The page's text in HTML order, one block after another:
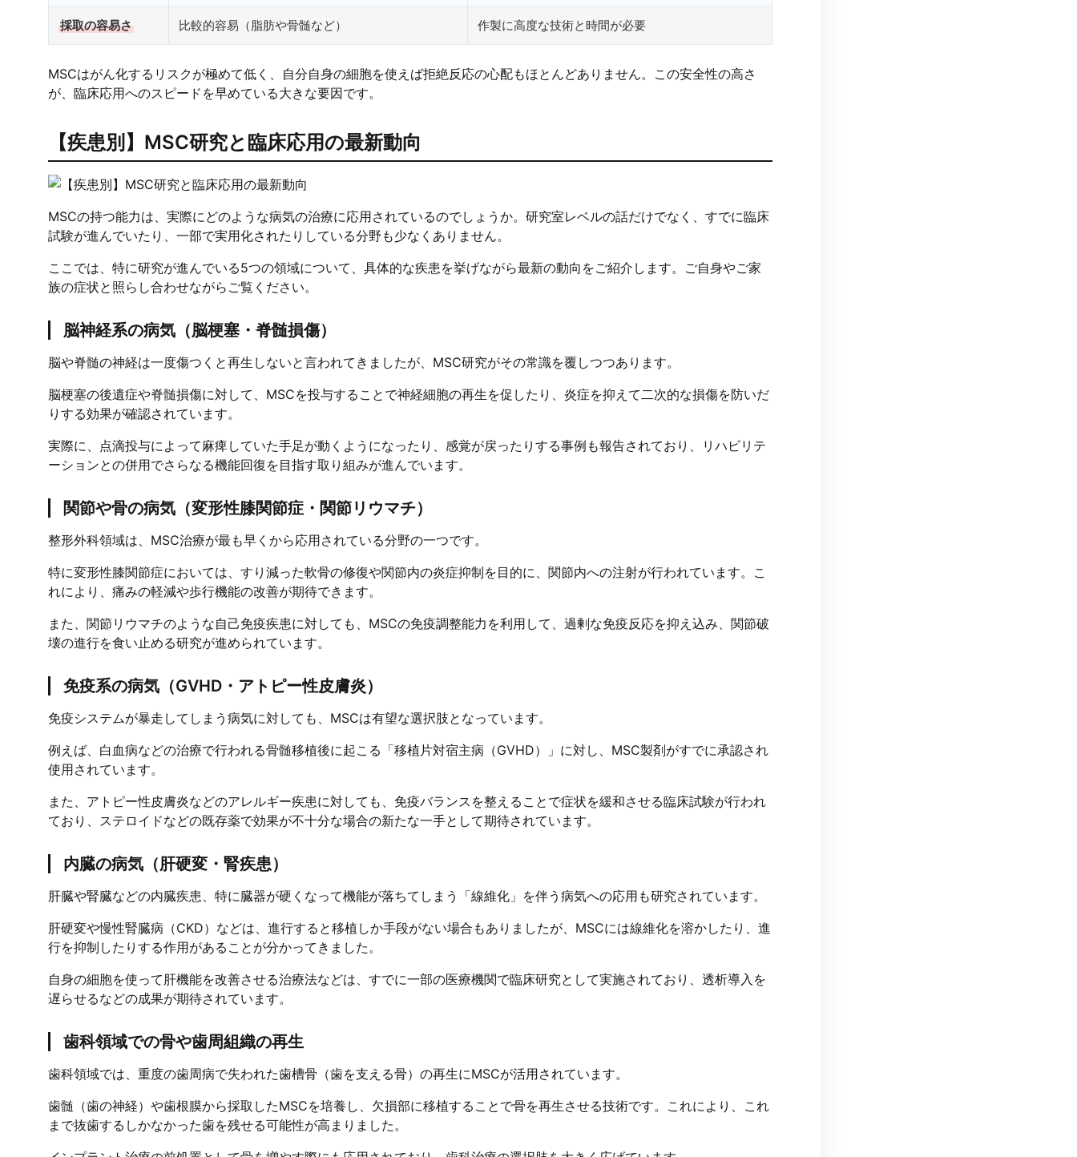
採取の容易さ 比較的容易（脂肪や骨髄など） 作製に高度な技術と時間が必要
MSCはがん化するリスクが極めて低く、自分自身の細胞を使えば拒絶反応の心配もほとんどありません。この安全性の高さ
が、臨床応用へのスピードを早めている大きな要因です。
【疾患別】MSC研究と臨床応用の最新動向
MSCの持つ能力は、実際にどのような病気の治療に応用されているのでしょうか。研究室レベルの話だけでなく、すでに臨床
試験が進んでいたり、一部で実用化されたりしている分野も少なくありません。
ここでは、特に研究が進んでいる5つの領域について、具体的な疾患を挙げながら最新の動向をご紹介します。ご自身やご家
族の症状と照らし合わせながらご覧ください。
脳神経系の病気（脳梗塞・脊髄損傷）
脳や脊髄の神経は一度傷つくと再生しないと言われてきましたが、MSC研究がその常識を覆しつつあります。
脳梗塞の後遺症や脊髄損傷に対して、MSCを投与することで神経細胞の再生を促したり、炎症を抑えて二次的な損傷を防いだ
りする効果が確認されています。
実際に、点滴投与によって麻痺していた手足が動くようになったり、感覚が戻ったりする事例も報告されており、リハビリテ
ーションとの併用でさらなる機能回復を目指す取り組みが進んでいます。
関節や骨の病気（変形性膝関節症・関節リウマチ）
整形外科領域は、MSC治療が最も早くから応用されている分野の一つです。
特に変形性膝関節症においては、すり減った軟骨の修復や関節内の炎症抑制を目的に、関節内への注射が行われています。こ
れにより、痛みの軽減や歩行機能の改善が期待できます。
また、関節リウマチのような自己免疫疾患に対しても、MSCの免疫調整能力を利用して、過剰な免疫反応を抑え込み、関節破
壊の進行を食い止める研究が進められています。
免疫系の病気（GVHD・アトピー性皮膚炎）
免疫システムが暴走してしまう病気に対しても、MSCは有望な選択肢となっています。
例えば、白血病などの治療で行われる骨髄移植後に起こる「移植片対宿主病（GVHD）」に対し、MSC製剤がすでに承認され
使用されています。
また、アトピー性皮膚炎などのアレルギー疾患に対しても、免疫バランスを整えることで症状を緩和させる臨床試験が行われ
ており、ステロイドなどの既存薬で効果が不十分な場合の新たな一手として期待されています。
内臓の病気（肝硬変・腎疾患）
肝臓や腎臓などの内臓疾患、特に臓器が硬くなって機能が落ちてしまう「線維化」を伴う病気への応用も研究されています。
肝硬変や慢性腎臓病（CKD）などは、進行すると移植しか手段がない場合もありましたが、MSCには線維化を溶かしたり、進
行を抑制したりする作用があることが分かってきました。
自身の細胞を使って肝機能を改善させる治療法などは、すでに一部の医療機関で臨床研究として実施されており、透析導入を
遅らせるなどの成果が期待されています。
歯科領域での骨や歯周組織の再生
歯科領域では、重度の歯周病で失われた歯槽骨（歯を支える骨）の再生にMSCが活用されています。
歯髄（歯の神経）や歯根膜から採取したMSCを培養し、欠損部に移植することで骨を再生させる技術です。これにより、これ
まで抜歯するしかなかった歯を残せる可能性が高まりました。